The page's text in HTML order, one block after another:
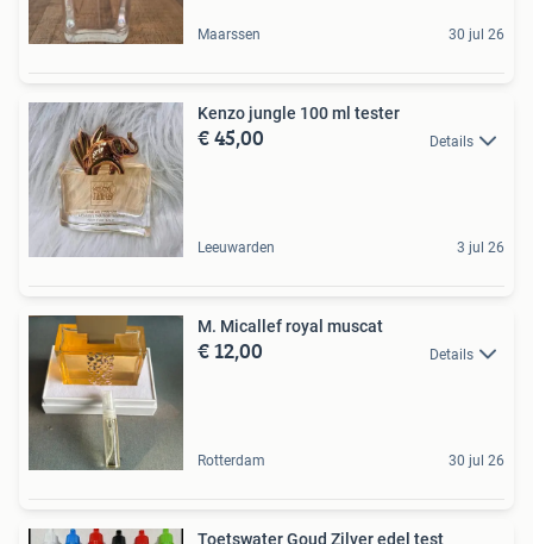
Maarssen 30 jul 26
Kenzo jungle 100 ml tester
€ 45,00 Details
Leeuwarden 3 jul 26
M. Micallef royal muscat
€ 12,00 Details
Rotterdam 30 jul 26
Toetswater Goud Zilver edel test